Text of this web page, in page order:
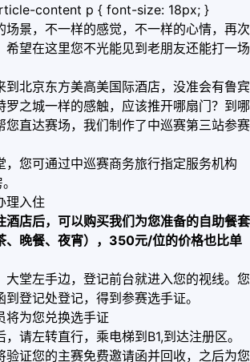
content p { font-size: 18px; }
场景，不一样的感觉，不一样的心情，再次
希望在这里您不光能见到老朋友还能打一场
到北京东方美高美国际酒店，没准会有鲁宾
罗之城一样的感触，应该推开哪扇门？到哪
您直达赛场，我们制作了中巡赛第三站参赛
，您可通过中巡赛商务旅行指定服务机构
理入住
酒店后，可以购买我们为您准备的自助餐套
、晚餐、夜宵），350元/位的价格也比单
大堂左手边，登记前台就进入您的视线。您
登记处登记，得到参赛选手证。
为您兑换选手证
请左转直行，乘电梯到B1,到达注册区。
验证您的主赛免费邀请函并回收，之后为您